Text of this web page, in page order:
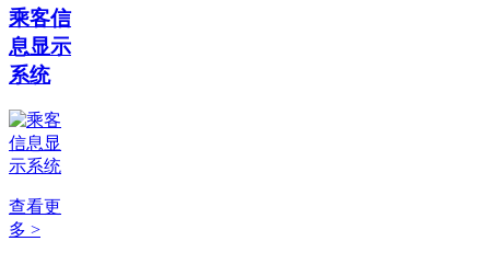
乘客信
息显示
系统
查看更
多 >